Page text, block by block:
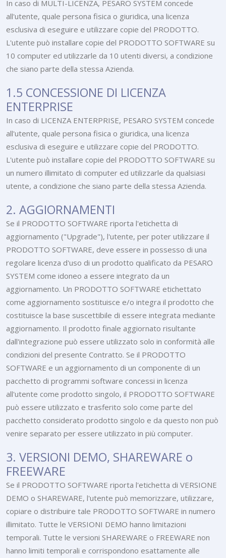
In caso di MULTI-LICENZA, PESARO SYSTEM concede
all'utente, quale persona fisica o giuridica, una licenza
esclusiva di eseguire e utilizzare copie del PRODOTTO.
L'utente può installare copie del PRODOTTO SOFTWARE su
10 computer ed utilizzarle da 10 utenti diversi, a condizione
che siano parte della stessa Azienda.
1.5 CONCESSIONE DI LICENZA
ENTERPRISE
In caso di LICENZA ENTERPRISE, PESARO SYSTEM concede
all'utente, quale persona fisica o giuridica, una licenza
esclusiva di eseguire e utilizzare copie del PRODOTTO.
L'utente può installare copie del PRODOTTO SOFTWARE su
un numero illimitato di computer ed utilizzarle da qualsiasi
utente, a condizione che siano parte della stessa Azienda.
2. AGGIORNAMENTI
Se il PRODOTTO SOFTWARE riporta l'etichetta di
aggiornamento ("Upgrade"), l'utente, per poter utilizzare il
PRODOTTO SOFTWARE, deve essere in possesso di una
regolare licenza d'uso di un prodotto qualificato da PESARO
SYSTEM come idoneo a essere integrato da un
aggiornamento. Un PRODOTTO SOFTWARE etichettato
come aggiornamento sostituisce e/o integra il prodotto che
costituisce la base suscettibile di essere integrata mediante
aggiornamento. Il prodotto finale aggiornato risultante
dall'integrazione può essere utilizzato solo in conformità alle
condizioni del presente Contratto. Se il PRODOTTO
SOFTWARE e un aggiornamento di un componente di un
pacchetto di programmi software concessi in licenza
all'utente come prodotto singolo, il PRODOTTO SOFTWARE
può essere utilizzato e trasferito solo come parte del
pacchetto considerato prodotto singolo e da questo non può
venire separato per essere utilizzato in più computer.
3. VERSIONI DEMO, SHAREWARE o
FREEWARE
Se il PRODOTTO SOFTWARE riporta l'etichetta di VERSIONE
DEMO o SHAREWARE, l'utente può memorizzare, utilizzare,
copiare o distribuire tale PRODOTTO SOFTWARE in numero
illimitato. Tutte le VERSIONI DEMO hanno limitazioni
temporali. Tutte le versioni SHAREWARE o FREEWARE non
hanno limiti temporali e corrispondono esattamente alle